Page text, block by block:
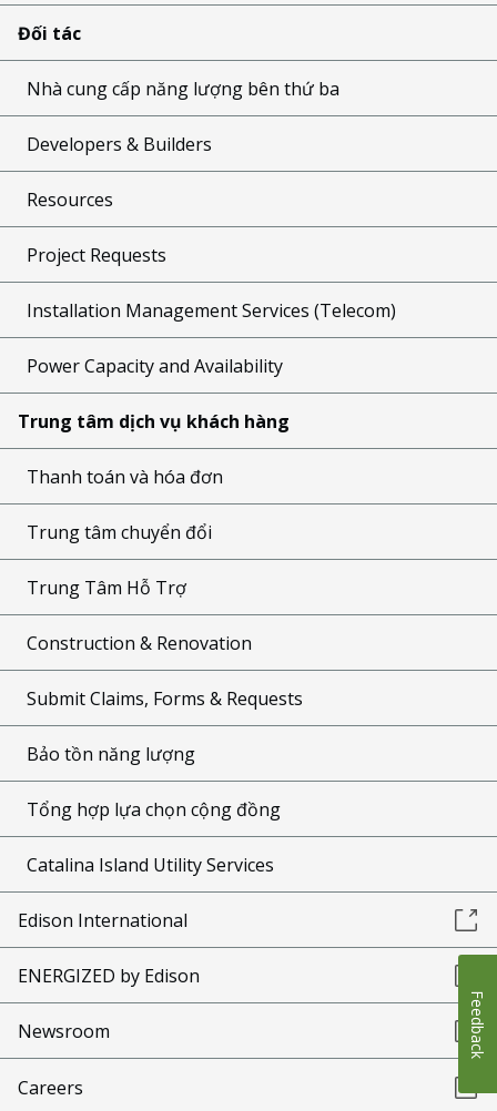
Đối tác
Nhà cung cấp năng lượng bên thứ ba
Developers & Builders
Resources
Project Requests
Installation Management Services (Telecom)
Power Capacity and Availability
Trung tâm dịch vụ khách hàng
Thanh toán và hóa đơn
Trung tâm chuyển đổi
Trung Tâm Hỗ Trợ
Construction & Renovation
Submit Claims, Forms & Requests
Bảo tồn năng lượng
Tổng hợp lựa chọn cộng đồng
Catalina Island Utility Services
Edison International
ENERGIZED by Edison
Newsroom
Careers
Feedback